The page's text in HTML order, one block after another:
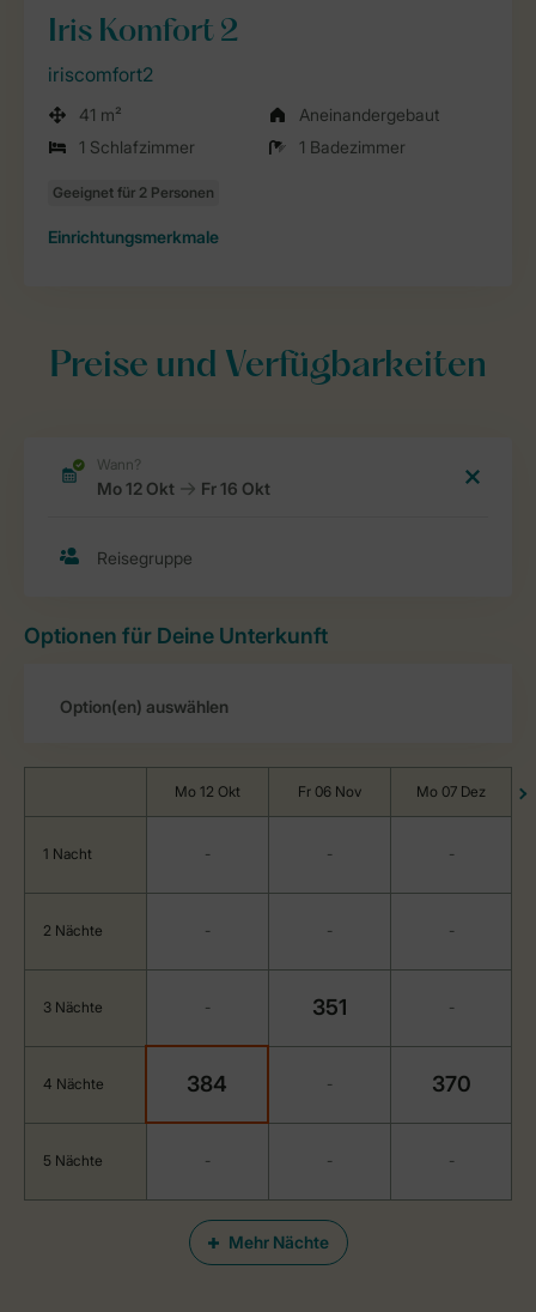
Iris Komfort 2
iriscomfort2
41 m²
Aneinandergebaut
1 Schlafzimmer
1 Badezimmer
Einrichtungsmerkmale
Preise und Verfügbarkeiten
Optionen für Deine Unterkunft
Mehr Nächte
Mo 12 Okt Fr 06 Nov Mo 07 Dez
1 Nacht - - -
2 Nächte - - -
3 Nächte - 351 -
4 Nächte 384 - 370
5 Nächte - - -